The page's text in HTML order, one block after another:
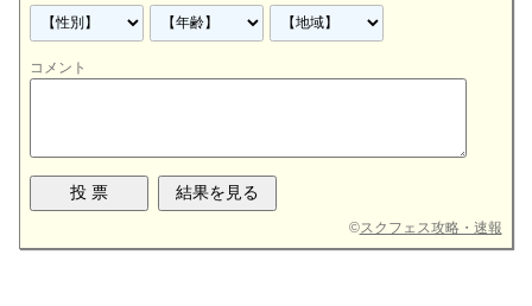
コメント
©スクフェス攻略・速報